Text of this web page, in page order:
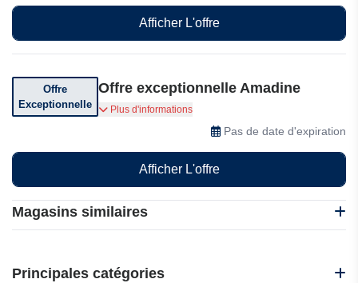
Magasins similaires
Ashampoo INT
Principales catégories
Afficher L'offre
Offre
Exceptionnelle
Offre exceptionnelle Amadine
Profitez d'offres et de bons de réduction
exceptionnels chez Amadine
Plus d'informations
Pas de date d'expiration
Afficher L'offre